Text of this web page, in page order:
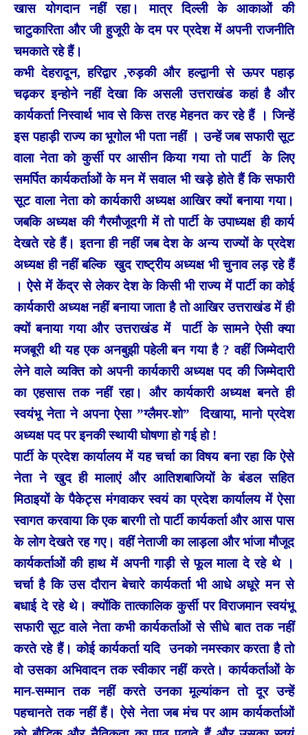
खास योगदान नहीं रहा। मात्र दिल्ली के आकाओं की
चाटुकारिता और जी हुजूरी के दम पर प्रदेश में अपनी राजनीति
चमकाते रहे हैं।
कभी देहरादून, हरिद्वार ,रुड़की और हल्द्वानी से ऊपर पहाड़
चढ़कर इन्होने नहीं देखा कि असली उत्तराखंड कहां है और
कार्यकर्ता निस्वार्थ भाव से किस तरह मेहनत कर रहे हैं । जिन्हें
इस पहाड़ी राज्य का भूगोल भी पता नहीं । उन्हें जब सफारी सूट
वाला नेता को कुर्सी पर आसीन किया गया तो पार्टी के लिए
समर्पित कार्यकर्ताओं के मन में सवाल भी खड़े होते हैं कि सफारी
सूट वाला नेता को कार्यकारी अध्यक्ष आखिर क्यों बनाया गया।
जबकि अध्यक्ष की गैरमौजूदगी में तो पार्टी के उपाध्यक्ष ही कार्य
देखते रहे हैं। इतना ही नहीं जब देश के अन्य राज्यों के प्रदेश
अध्यक्ष ही नहीं बल्कि खुद राष्ट्रीय अध्यक्ष भी चुनाव लड़ रहे हैं
। ऐसे में केंद्र से लेकर देश के किसी भी राज्य में पार्टी का कोई
कार्यकारी अध्यक्ष नहीं बनाया जाता है तो आखिर उत्तराखंड में ही
क्यों बनाया गया और उत्तराखंड में पार्टी के सामने ऐसी क्या
मजबूरी थी यह एक अनबुझी पहेली बन गया है ? वहीं जिम्मेदारी
लेने वाले व्यक्ति को अपनी कार्यकारी अध्यक्ष पद की जिम्मेदारी
का एहसास तक नहीं रहा। और कार्यकारी अध्यक्ष बनते ही
स्वयंभू नेता ने अपना ऐसा ”ग्लैमर-शो” दिखाया, मानो प्रदेश
अध्यक्ष पद पर इनकी स्थायी घोषणा हो गई हो !
पार्टी के प्रदेश कार्यालय में यह चर्चा का विषय बना रहा कि ऐसे
नेता ने खुद ही मालाएं और आतिशबाजियों के बंडल सहित
मिठाइयों के पैकेट्स मंगवाकर स्वयं का प्रदेश कार्यालय में ऐसा
स्वागत करवाया कि एक बारगी तो पार्टी कार्यकर्ता और आस पास
के लोग देखते रह गए। वहीं नेताजी का लाड़ला और भांजा मौजूद
कार्यकर्ताओं की हाथ में अपनी गाड़ी से फूल माला दे रहे थे ।
चर्चा है कि उस दौरान बेचारे कार्यकर्ता भी आधे अधूरे मन से
बधाई दे रहे थे। क्योंकि तात्कालिक कुर्सी पर विराजमान स्वयंभू
सफारी सूट वाले नेता कभी कार्यकर्ताओं से सीधे बात तक नहीं
करते रहे हैं। कोई कार्यकर्ता यदि उनको नमस्कार करता है तो
वो उसका अभिवादन तक स्वीकार नहीं करते। कार्यकर्ताओं के
मान-सम्मान तक नहीं करते उनका मूल्यांकन तो दूर उन्हें
पहचानते तक नहीं हैं। ऐसे नेता जब मंच पर आम कार्यकर्ताओं